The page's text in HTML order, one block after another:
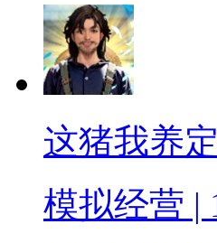
这猪我养
模拟经营 |